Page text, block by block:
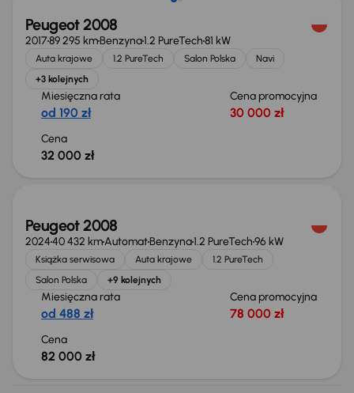
Peugeot 2008
201789 295 kmBenzyna1.2 PureTech81 kW
Auta krajowe 1.2 PureTech Salon Polska
Navi
+3 kolejnych
Miesięczna rata
od 190 zł
Cena promocyjna
30 000 zł
Cena
32 000 zł
Peugeot 2008
202440 432 kmAutomatBenzyna1.2 PureTech96 kW
Książka serwisowa Auta krajowe
1.2 PureTech
Salon Polska
+9 kolejnych
Miesięczna rata
od 488 zł
Cena promocyjna
78 000 zł
Cena
82 000 zł